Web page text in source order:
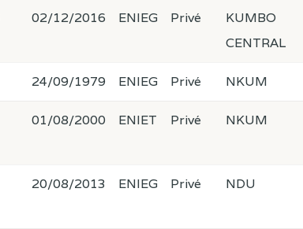
02/12/2016 ENIEG Privé
KUMBO
CENTRAL
24/09/1979 ENIEG Privé NKUM
01/08/2000 ENIET Privé NKUM
20/08/2013 ENIEG Privé NDU